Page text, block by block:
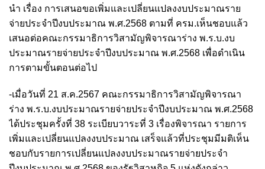
นำ เรื่อง การเสนอขอเพิ่มและเปลี่ยนแปลงงบประมาณราย
จ่ายประจำปีงบประมาณ พ.ศ.2568 ตามที่ ครม.เห็นชอบแล้ว
เสนอต่อคณะกรรมาธิการวิสามัญพิจารณาร่าง พ.ร.บ.งบ
ประมาณรายจ่ายประจำปีงบประมาณ พ.ศ.2568 เพื่อดำเนิน
การตามขั้นตอนต่อไป
-เมื่อวันที่ 21 ส.ค.2567 คณะกรรมาธิการวิสามัญพิจารณา
ร่าง พ.ร.บ.งบประมาณรายจ่ายประจำปีงบประมาณ พ.ศ.2568
ได้ประชุมครั้งที่ 38 ระเบียบวาระที่ 3 เรื่องพิจารณา รายการ
เพิ่มและเปลี่ยนแปลงงบประมาณ เสร็จแล้วที่ประชุมมีมติเห็น
ชอบกับรายการเปลี่ยนแปลงงบประมาณรายจ่ายประจำ